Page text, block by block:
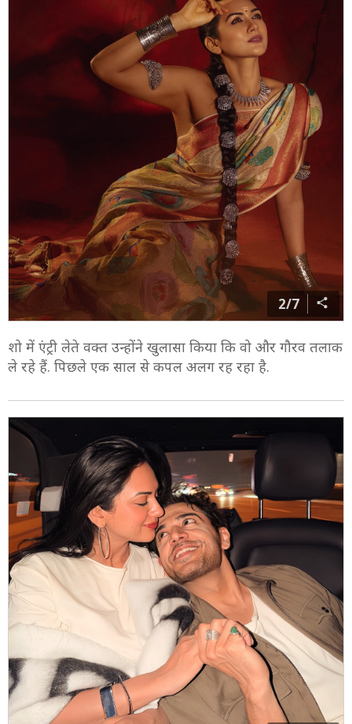
2/7
शो में एंट्री लेते वक्त उन्होंने खुलासा किया कि वो और गौरव तलाक
ले रहे हैं. पिछले एक साल से कपल अलग रह रहा है.